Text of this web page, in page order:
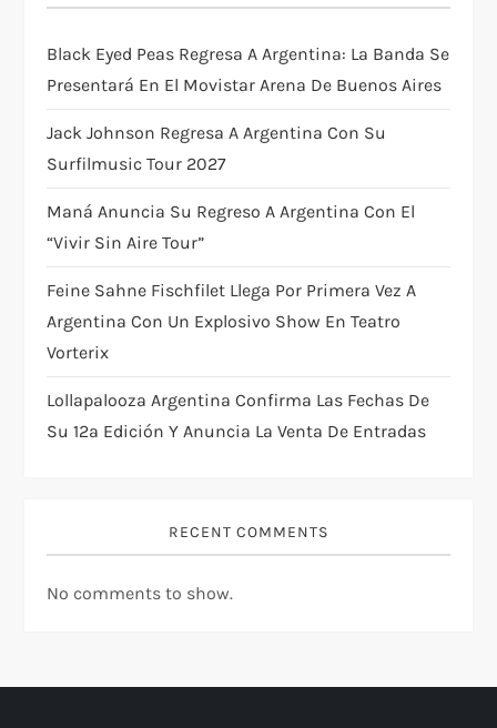
g
a
t
i
o
n
Black Eyed Peas Regresa A Argentina: La Banda Se
Presentará En El Movistar Arena De Buenos Aires
Jack Johnson Regresa A Argentina Con Su
Surfilmusic Tour 2027
Maná Anuncia Su Regreso A Argentina Con El
“Vivir Sin Aire Tour”
Feine Sahne Fischfilet Llega Por Primera Vez A
Argentina Con Un Explosivo Show En Teatro
Vorterix
Lollapalooza Argentina Confirma Las Fechas De
Su 12ª Edición Y Anuncia La Venta De Entradas
RECENT COMMENTS
No comments to show.